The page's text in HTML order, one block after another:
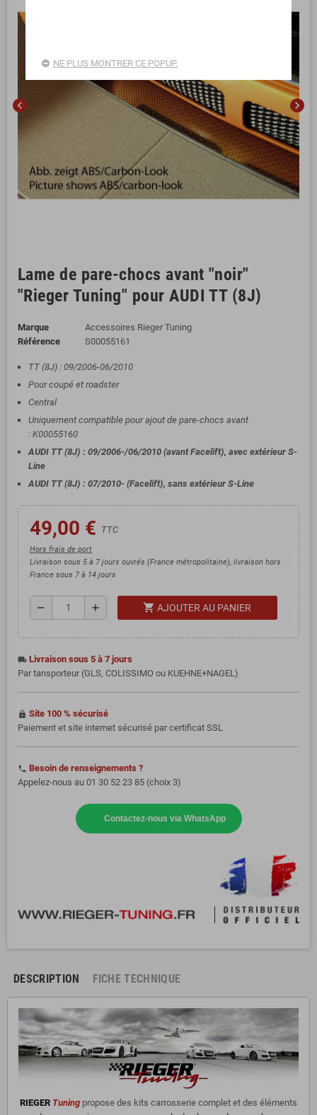
chevron_left chevron_right
Lame de pare-chocs avant "noir"
"Rieger Tuning" pour AUDI TT (8J)
Marque
Accessoires Rieger Tuning
Référence
S00055161
TT (8J) : 09/2006-06/2010
Pour coupé et roadster
Central
Uniquement compatible pour ajout de pare-chocs avant
: K00055160
AUDI TT (8J) : 09/2006-/06/2010 (avant Facelift), avec extérieur S-
Line
AUDI TT (8J) : 07/2010- (Facelift), sans extérieur S-Line
49,00 € TTC
Hors frais de port
Livraison sous 5 à 7 jours ouvrés (France métropolitaine), livraison hors
France sous 7 à 14 jours
remove add shopping_cart AJOUTER AU PANIER
local_shipping Livraison sous 5 à 7 jours
Par tansporteur (GLS, COLISSIMO ou KUEHNE+NAGEL)
https Site 100 % sécurisé
Paiement et site internet sécurisé par certificat SSL
phone Besoin de renseignements ?
Appelez-nous au 01 30 52 23 85 (choix 3)
Contactez-nous via WhatsApp
DESCRIPTION FICHE TECHNIQUE
RIEGER Tuning propose des kits carrosserie complet et des éléments
NE PLUS MONTRER CE POPUP.